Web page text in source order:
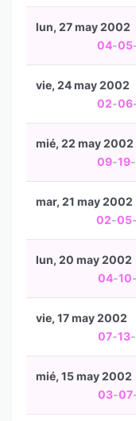
04-05
lun, 27 may 2002
02-06
vie, 24 may 2002
09-19-
mié, 22 may 2002
02-05-
mar, 21 may 2002
04-10-
lun, 20 may 2002
07-13-
vie, 17 may 2002
03-07
mié, 15 may 2002